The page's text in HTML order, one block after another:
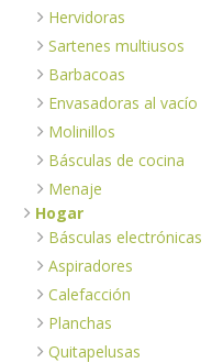
Hervidoras
Sartenes multiusos
Barbacoas
Envasadoras al vacío
Molinillos
Básculas de cocina
Menaje
Hogar
Básculas electrónicas
Aspiradores
Calefacción
Planchas
Quitapelusas